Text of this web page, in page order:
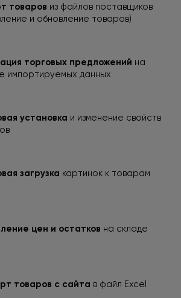
товаров из файлов поставщиков
и обновление товаров)
торговых предложений на
импортируемых данных
установка и изменение свойств
загрузка картинок к товарам
цен и остатков на складе
товаров с сайта в файл Excel